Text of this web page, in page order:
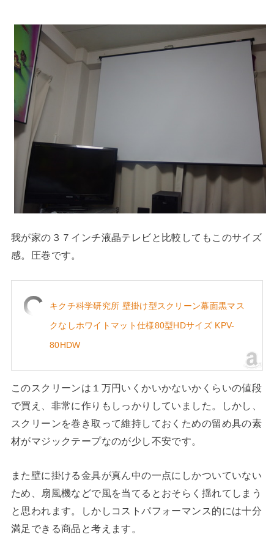
我が家の３７インチ液晶テレビと比較してもこのサイズ
感。圧巻です。
キクチ科学研究所 壁掛け型スクリーン幕面黒マス
クなしホワイトマット仕様80型HDサイズ KPV-
80HDW
このスクリーンは１万円いくかいかないかくらいの値段
で買え、非常に作りもしっかりしていました。しかし、
スクリーンを巻き取って維持しておくための留め具の素
材がマジックテープなのが少し不安です。
また壁に掛ける金具が真ん中の一点にしかついていない
ため、扇風機などで風を当てるとおそらく揺れてしまう
と思われます。しかしコストパフォーマンス的には十分
満足できる商品と考えます。